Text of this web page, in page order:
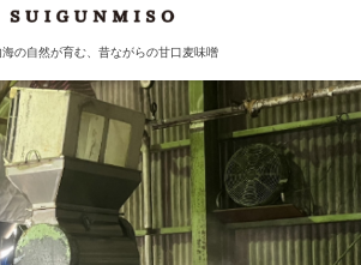
海の自然が育む、昔ながらの甘口麦味噌